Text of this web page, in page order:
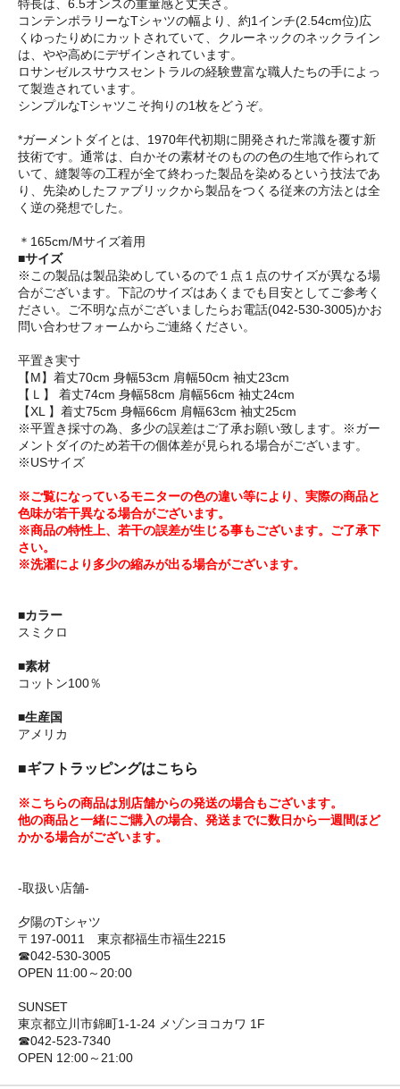
特長は、6.5オンスの重量感と丈夫さ。
コンテンポラリーなTシャツの幅より、約1インチ(2.54cm位)広
くゆったりめにカットされていて、クルーネックのネックライン
は、やや高めにデザインされています。
ロサンゼルスサウスセントラルの経験豊富な職人たちの手によっ
て製造されています。
シンプルなTシャツこそ拘りの1枚をどうぞ。
*ガーメントダイとは、1970年代初期に開発された常識を覆す新
技術です。通常は、白かその素材そのものの色の生地で作られて
いて、縫製等の工程が全て終わった製品を染めるという技法であ
り、先染めしたファブリックから製品をつくる従来の方法とは全
く逆の発想でした。
＊165cm/Mサイズ着用
■サイズ
※この製品は製品染めしているので１点１点のサイズが異なる場
合がございます。下記のサイズはあくまでも目安としてご参考く
ださい。ご不明な点がございましたらお電話(042-530-3005)かお
問い合わせフォームからご連絡ください。
平置き実寸
【M】着丈70cm 身幅53cm 肩幅50cm 袖丈23cm
【Ｌ】 着丈74cm 身幅58cm 肩幅56cm 袖丈24cm
【XL 】着丈75cm 身幅66cm 肩幅63cm 袖丈25cm
※平置き採寸の為、多少の誤差はご了承お願い致します。※ガー
メントダイのため若干の個体差が見られる場合がございます。
※USサイズ
※ご覧になっているモニターの色の違い等により、実際の商品と
色味が若干異なる場合がございます。
※商品の特性上、若干の誤差が生じる事もございます。ご了承下
さい。
※洗濯により多少の縮みが出る場合がございます。
■カラー
スミクロ
■素材
コットン100％
■生産国
アメリカ
■ギフトラッピングはこちら
※こちらの商品は別店舗からの発送の場合もございます。
他の商品と一緒にご購入の場合、発送までに数日から一週間ほど
かかる場合がございます。
-取扱い店舗-
夕陽のTシャツ
〒197-0011 東京都福生市福生2215
☎042-530-3005
OPEN 11:00～20:00
SUNSET
東京都立川市錦町1-1-24 メゾンヨコカワ 1F
☎042-523-7340
OPEN 12:00～21:00